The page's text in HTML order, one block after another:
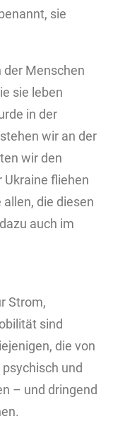
sie
der Menschen
sie leben
in der
wir an der
wir den
Ukraine fliehen
die diesen
auch im
Strom,
sind
die von
und
– und dringend